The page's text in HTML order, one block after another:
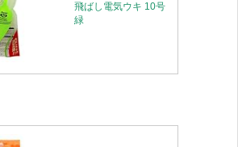
飛ばし電気ウキ 10号
緑